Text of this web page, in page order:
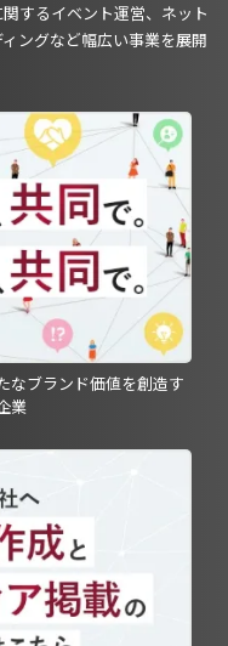
するイベント運営、ネット
ングなど幅広い事業を展開
なブランド価値を創造す
業